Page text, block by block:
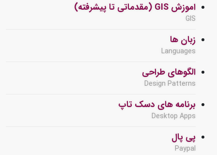
اموزش GIS (مقدماتی تا پیشرفته)
GIS
زبان ها
Languages
الگوهای طراحی
Design Patterns
برنامه های دسک تاپ
Desktop Apps
پی پال
Paypal